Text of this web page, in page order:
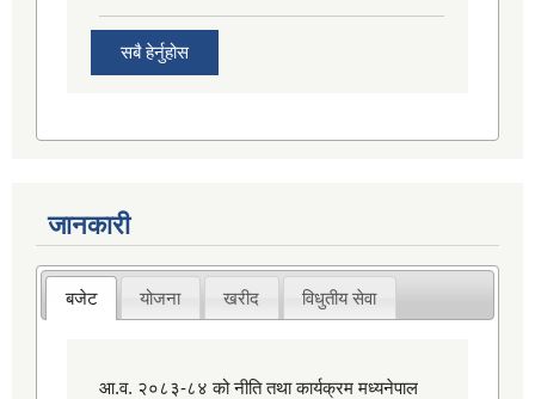
सबै हेर्नुहोस
जानकारी
बजेट योजना खरीद विधुतीय सेवा
आ.व. २०८३-८४ को नीति तथा कार्यक्रम मध्यनेपाल